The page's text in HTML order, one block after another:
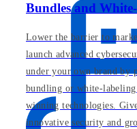
Bundles and
Lower the barrier to
launch advanced
under your own brand by
bundling or white-labeling
winning technologies.
innovative security and